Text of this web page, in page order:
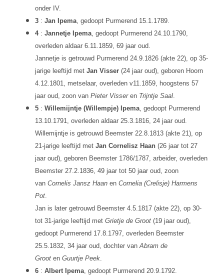
onder IV.
3 : Jan Ipema, gedoopt Purmerend 15.1.1789.
4 : Jannetje Ipema, gedoopt Purmerend 24.10.1790,
overleden aldaar 6.11.1859, 69 jaar oud.
Jannetje is getrouwd Purmerend 24.9.1826 (akte 22), op 35-
jarige leeftijd met Jan Visser(24 jaar oud), geboren Hoorn
4.12.1801, metselaar, overleden v11.1859, hoogstens 57
jaar oud, zoon van Pieter Visseren Trijntje Saal.
5 : Willemijntje (Willempje) Ipema, gedoopt Purmerend
13.10.1791, overleden aldaar 25.3.1816, 24 jaar oud.
Willemijntje is getrouwd Beemster 22.8.1813 (akte 21), op
21-jarige leeftijd met Jan Cornelisz Haan(26 jaar tot 27
jaar oud), geboren Beemster 1786/1787, arbeider, overleden
Beemster 27.2.1836, 49 jaar tot 50 jaar oud, zoon
van Cornelis Jansz Haanen Cornelia (Crelisje) Harmens
Pot.
Jan is later getrouwd Beemster 4.5.1817 (akte 22), op 30-
tot 31-jarige leeftijd met Grietje de Groot(19 jaar oud),
gedoopt Purmerend 17.8.1797, overleden Beemster
25.5.1832, 34 jaar oud, dochter van Abram de
Grooten Guurtje Peek.
6 : Albert Ipema, gedoopt Purmerend 20.9.1792.